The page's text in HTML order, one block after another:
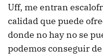
Uff, me entran
calidad que puede
donde no hay no se
podemos conseguir